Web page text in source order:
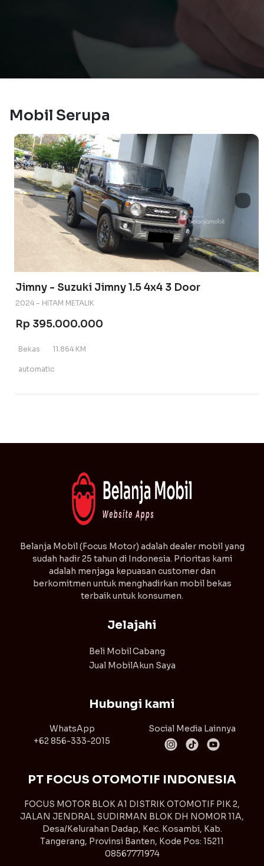
Mobil Serupa
Jimny - Suzuki Jimny 1.5 4x4 3 Door
2024 - HITAM METALIK
Rp 395.000.000
Bekas 11.864 KM
automatic
⁠Belanja Mobil (Focus Motor) adalah dealer mobil yang
sudah hadir 25 tahun di Indonesia. Prioritas kami
adalah menjaga kepuasan customer dan
berkomitmen untuk menghadirkan mobil bekas
terbaik untuk konsumen.
Jelajahi
Beli Mobil
Jual Mobil
Cabang
Akun Saya
Hubungi kami
WhatsApp
+62 856-333-2015
Social Media Lainnya
PT FOCUS OTOMOTIF INDONESIA
FOCUS MOTOR BLOK A1 DISTRIK OTOMOTIF PIK 2,
JALAN JENDRAL SUDIRMAN BLOK DH NOMOR 11A,
Desa/Kelurahan Dadap, Kec. Kosambi, Kab.
Tangerang, Provinsi Banten, Kode Pos: 15211
08567771974